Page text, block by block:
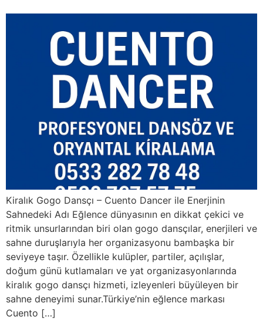
Kiralık Gogo Dansçı – Cuento Dancer ile Enerjinin
Sahnedeki Adı Eğlence dünyasının en dikkat çekici ve
ritmik unsurlarından biri olan gogo dansçılar, enerjileri ve
sahne duruşlarıyla her organizasyonu bambaşka bir
seviyeye taşır. Özellikle kulüpler, partiler, açılışlar,
doğum günü kutlamaları ve yat organizasyonlarında
kiralık gogo dansçı hizmeti, izleyenleri büyüleyen bir
sahne deneyimi sunar.Türkiye’nin eğlence markası
Cuento […]